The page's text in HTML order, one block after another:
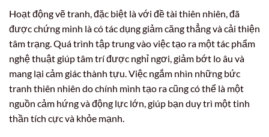
Hoạt động vẽ tranh, đặc biệt là với đề tài thiên nhiên, đã
được chứng minh là có tác dụng giảm căng thẳng và cải thiện
tâm trạng. Quá trình tập trung vào việc tạo ra một tác phẩm
nghệ thuật giúp tâm trí được nghỉ ngơi, giảm bớt lo âu và
mang lại cảm giác thành tựu. Việc ngắm nhìn những bức
tranh thiên nhiên do chính mình tạo ra cũng có thể là một
nguồn cảm hứng và động lực lớn, giúp bạn duy trì một tinh
thần tích cực và khỏe mạnh.